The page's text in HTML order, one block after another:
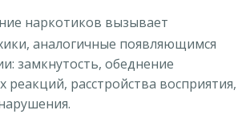
наркотиков вызывает
аналогичные появляющимся
замкнутость, обеднение
расстройства восприятия,